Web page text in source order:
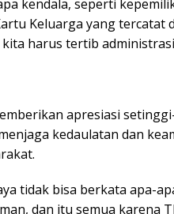
kendala, seperti
Keluarga yang tercatat
harus tertib
apresiasi
kedaulatan dan
tidak bisa berkata apa-
dan itu semua karena